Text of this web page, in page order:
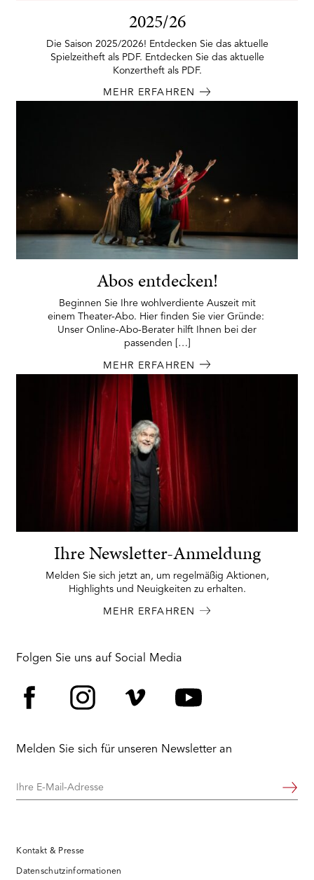
2025/26
Die Saison 2025/2026! Entdecken Sie das aktuelle
Spielzeitheft als PDF. Entdecken Sie das aktuelle
Konzertheft als PDF.
MEHR ERFAHREN
Abos entdecken!
Beginnen Sie Ihre wohlverdiente Auszeit mit
einem Theater-Abo. Hier finden Sie vier Gründe:
Unser Online-Abo-Berater hilft Ihnen bei der
passenden […]
MEHR ERFAHREN
Ihre Newsletter-Anmeldung
Melden Sie sich jetzt an, um regelmäßig Aktionen,
Highlights und Neuigkeiten zu erhalten.
MEHR ERFAHREN
Folgen Sie uns auf Social Media
Melden Sie sich für unseren Newsletter an
Ihre
Weiter
Kontakt & Presse
Datenschutzinformationen